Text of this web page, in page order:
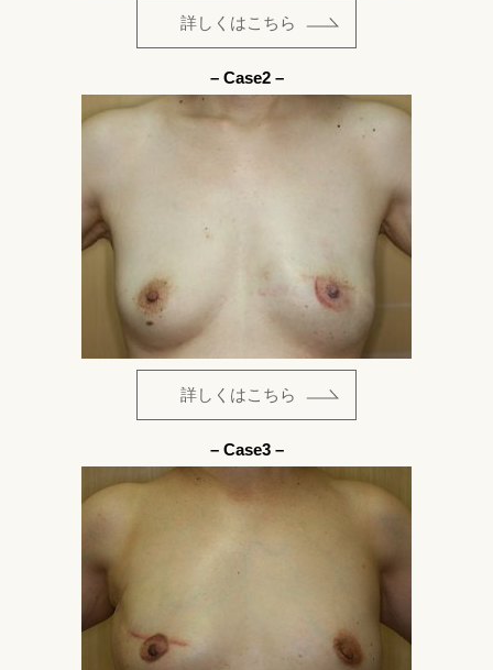
詳しくはこちら
– Case2 –
詳しくはこちら
– Case3 –